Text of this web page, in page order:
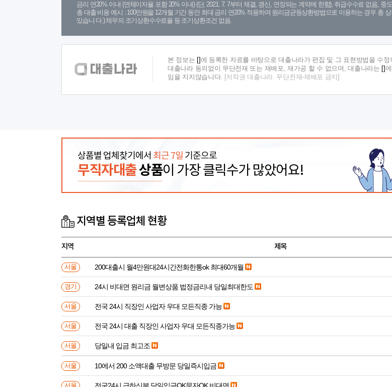
금리 연20% 이내 (연체이자율 포함 20% 이내) (단, 2021. 7. 7부터 체결, 갱신, 연장되는 계약에 한함), 취급수수료 없음,
총 대출 비용 예시 : 100만원을 12개월 기간 동안 최대 금리 연20% 적용하여 원리금균등상환방법으로 이용하는 경우 총
있습니 다.) 채무의 조기상환수수료율 등 조기상환조건 없음.
본 정보는
에 등록한 자료를 바탕으로 대출나라가 편집 및 그 표현방법을 수
대출나라 동의없이 무단전재 또는 재배포, 재가공 할 수 없으며, 대출나라는
임을 지지않습니다.
[저작권 대출나라. 무단전재-재배포 금지]
상품별 업체찾기에서 최근 7일 기준으로
무직자대출상품이 가장 클릭수가 많았어요!
지역별 등록업체 현황
지역 제목
서울 200대출시 월4만원대24시간전화한통ok 최대60개월
경기 24시 비대면 원리금 월변상품 법정금리내 당일최대한도
서울 전국 24시 직장인 사업자 우대 모든직종 가능
서울 전국 24시 대출 직장인 사업자 우대 모든직종가능
서울 당일내 입금 최고조
서울 10에서 200 소액대출 무방문 당일즉시입금
서울